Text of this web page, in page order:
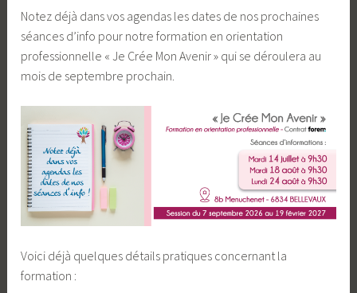
S
o
u
r
Notez déjà dans vos agendas les dates de nos prochaines
séances d’info pour notre formation en orientation
professionnelle « Je Crée Mon Avenir » qui se déroulera au
mois de septembre prochain.
Voici déjà quelques détails pratiques concernant la
formation :